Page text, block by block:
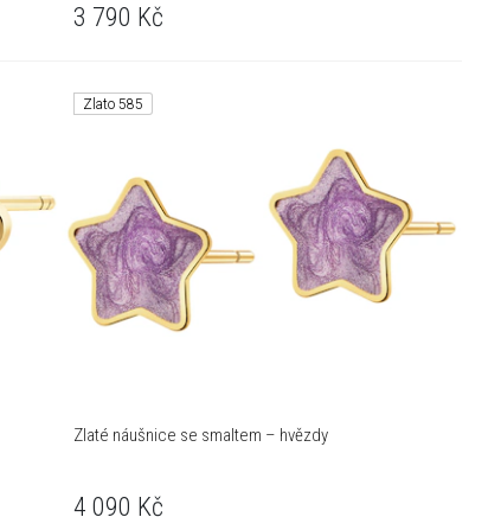
3 790 Kč
Zlato 585
Zlaté náušnice se smaltem – hvězdy
4 090 Kč